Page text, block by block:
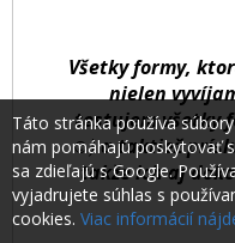
Všetky formy,
nielen
testujem všetky
☺)a taktiež
takže ich aj
Táto stránka používa
nám pomáhajú poskytovať
sa zdieľajú s Google.
vyjadrujete súhlas s
cookies. Viac informácií